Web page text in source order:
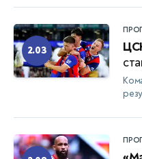
2.03